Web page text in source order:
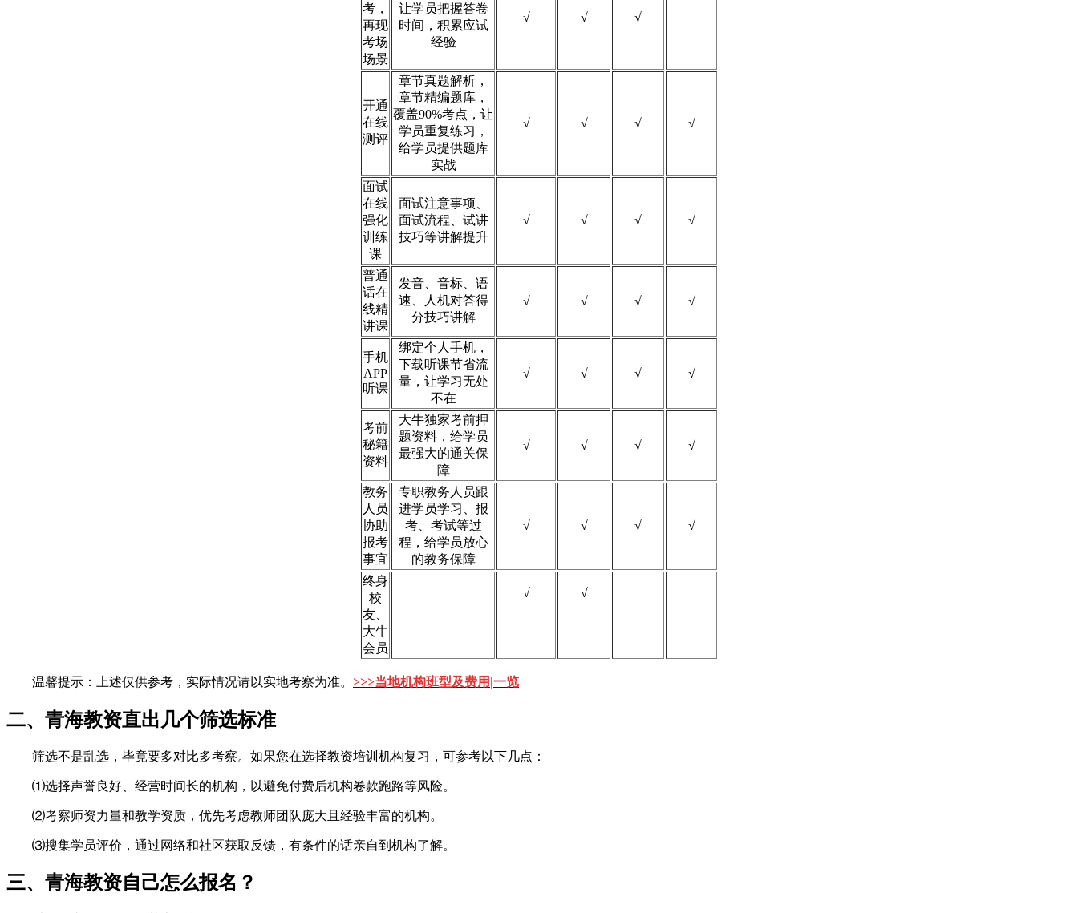
考，
再现
考场
场景
让学员把握答卷
时间，积累应试
经验
√ √ √
开通
在线
测评
章节真题解析，
章节精编题库，
覆盖90%考点，让
学员重复练习，
给学员提供题库
实战
√ √ √ √
面试
在线
强化
训练
课
面试注意事项、
面试流程、试讲
技巧等讲解提升
√ √ √ √
普通
话在
线精
讲课
发音、音标、语
速、人机对答得
分技巧讲解
√ √ √ √
手机
APP
听课
绑定个人手机，
下载听课节省流
量，让学习无处
不在
√ √ √ √
考前
秘籍
资料
大牛独家考前押
题资料，给学员
最强大的通关保
障
√ √ √ √
教务
人员
协助
报考
事宜
专职教务人员跟
进学员学习、报
考、考试等过
程，给学员放心
的教务保障
√ √ √ √
终身
校
友、
大牛
会员
√ √
温馨提示：上述仅供参考，实际情况请以实地考察为准。 >>>当地机构班型及费用|一览
二、青海教资直出几个筛选标准
筛选不是乱选，毕竟要多对比多考察。如果您在选择教资培训机构复习，可参考以下几点：
⑴选择声誉良好、经营时间长的机构，以避免付费后机构卷款跑路等风险。
⑵考察师资力量和教学资质，优先考虑教师团队庞大且经验丰富的机构。
⑶搜集学员评价，通过网络和社区获取反馈，有条件的话亲自到机构了解。
三、青海教资自己怎么报名？